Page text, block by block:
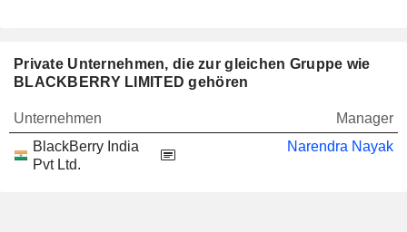
Private Unternehmen, die zur gleichen Gruppe wie
BLACKBERRY LIMITED gehören
Unternehmen
Manager
BlackBerry India
Pvt Ltd.
Narendra Nayak